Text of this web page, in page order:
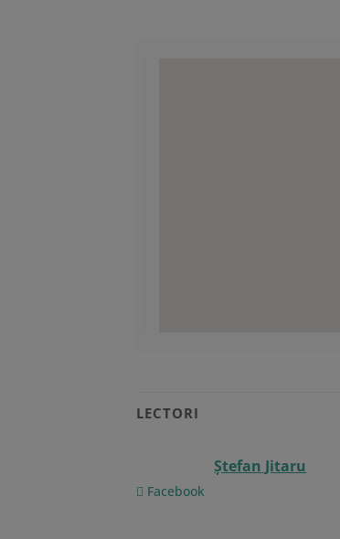
LECTORI
Ştefan Jitaru
Facebook